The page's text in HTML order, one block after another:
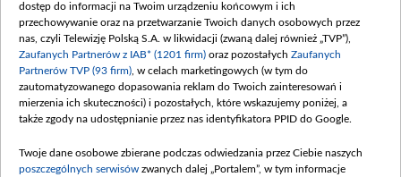
Dofinansowanie 635 783 051,21 PLN
Data podpisania umowy: WRZESIEŃ 2025
(wpłata wrzesień 100 mln, październik 350
mln, listopad 265 mln)
Dofinansowanie 48 862 000,00 PLN
Data podpisania umowy: GRUDZIEŃ 2025
Dofinansowanie 900 000 000,00 PLN
dostęp do informacji na Twoim urządzeniu końcowym i ich
przechowywanie oraz na przetwarzanie Twoich danych osobowych przez
nas, czyli Telewizję Polską S.A. w likwidacji (zwaną dalej również „TVP”),
Zaufanych Partnerów z IAB* (1201 firm) oraz pozostałych Zaufanych
Partnerów TVP (93 firm) , w celach marketingowych (w tym do
zautomatyzowanego dopasowania reklam do Twoich zainteresowań i
mierzenia ich skuteczności) i pozostałych, które wskazujemy poniżej, a
także zgody na udostępnianie przez nas identyfikatora PPID do Google.
Twoje dane osobowe zbierane podczas odwiedzania przez Ciebie naszych
poszczególnych serwisów zwanych dalej „Portalem”, w tym informacje